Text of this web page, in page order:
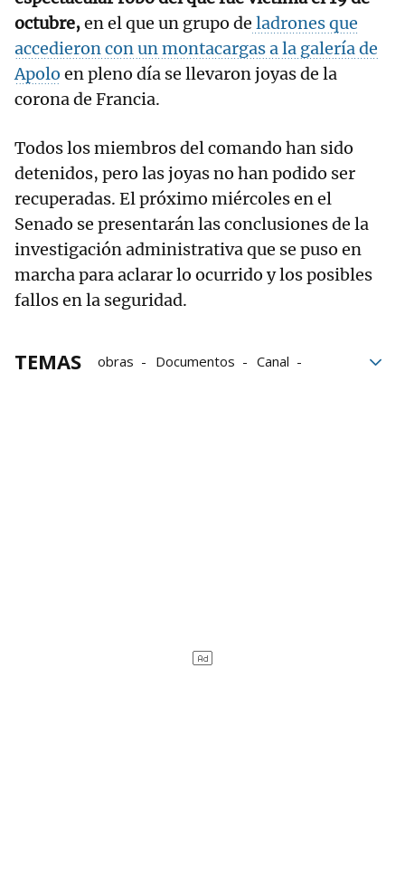
octubre,en el que un grupo de ladrones que
accedieron con un montacargas a la galería de
Apolo en pleno día se llevaron joyas de la
corona de Francia.
Todos los miembros del comando han sido
detenidos, pero las joyas no han podido ser
recuperadas. El próximo miércoles en el
Senado se presentarán las conclusiones de la
investigación administrativa que se puso en
marcha para aclarar lo ocurrido y los posibles
fallos en la seguridad.
TEMAS obras Documentos
Canal